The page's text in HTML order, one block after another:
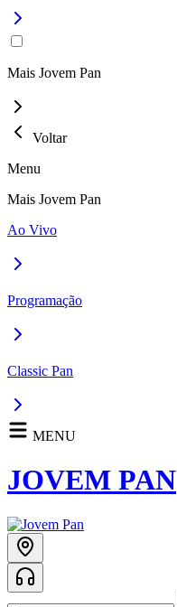
Mais Jovem Pan
Voltar
Menu
Mais Jovem Pan
Ao Vivo
Programação
Classic Pan
MENU
JOVEM PAN